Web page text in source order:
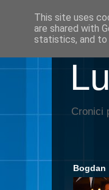
Cronici
Bogdan
This site uses
are shared with
statistics, and to